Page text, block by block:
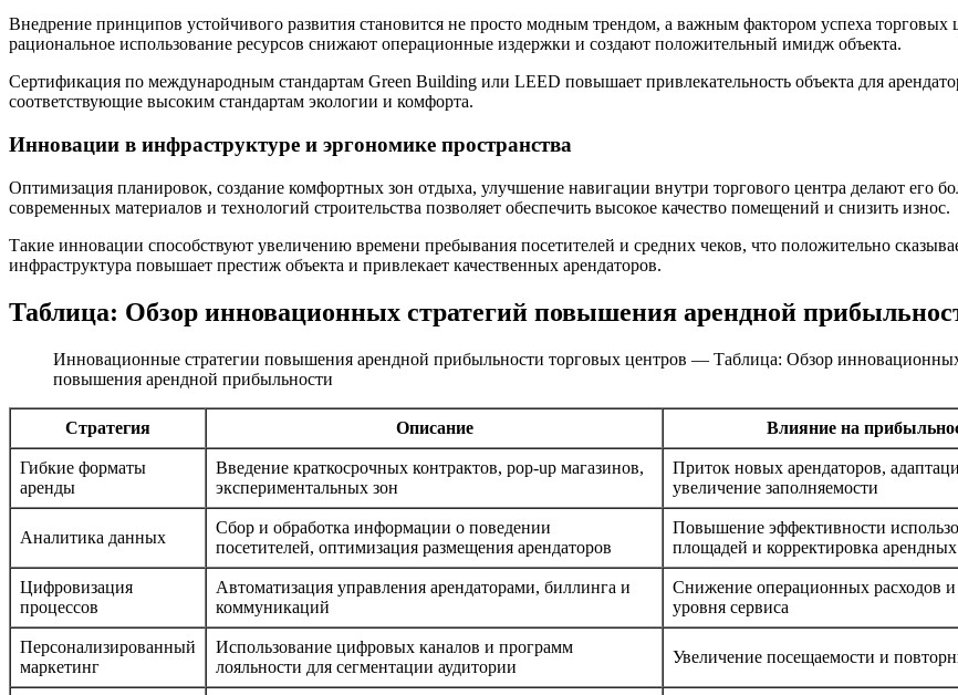
Внедрение принципов устойчивого развития становится не просто модным трендом, а важным фактором успеха
рациональное использование ресурсов снижают операционные издержки и создают положительный имидж объекта.
Сертификация по международным стандартам Green Building или LEED повышает привлекательность объекта для
соответствующие высоким стандартам экологии и комфорта.
Инновации в инфраструктуре и эргономике пространства
Оптимизация планировок, создание комфортных зон отдыха, улучшение навигации внутри торгового центра делают его
современных материалов и технологий строительства позволяет обеспечить высокое качество помещений и снизить износ.
Такие инновации способствуют увеличению времени пребывания посетителей и средних чеков, что положительно
инфраструктура повышает престиж объекта и привлекает качественных арендаторов.
Таблица: Обзор инновационных стратегий повышения арендной
Инновационные стратегии повышения арендной прибыльности торговых центров — Таблица: Обзор
повышения арендной прибыльности
Стратегия Описание Влияние на
Гибкие форматы
аренды
Введение краткосрочных контрактов, pop-up магазинов,
экспериментальных зон
Приток новых арендаторов,
увеличение заполняемости
Аналитика данных
Сбор и обработка информации о поведении
посетителей, оптимизация размещения арендаторов
Повышение эффективности
площадей и корректировка арендных
Цифровизация
процессов
Автоматизация управления арендаторами, биллинга и
коммуникаций
Снижение операционных расходов
уровня сервиса
Персонализированный
маркетинг
Использование цифровых каналов и программ
лояльности для сегментации аудитории
Увеличение посещаемости и